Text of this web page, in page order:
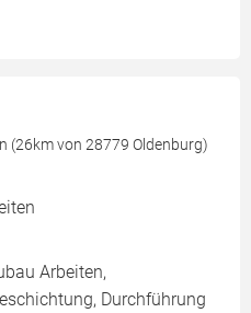
(26km von 28779 Oldenburg)
Arbeiten,
Durchführung